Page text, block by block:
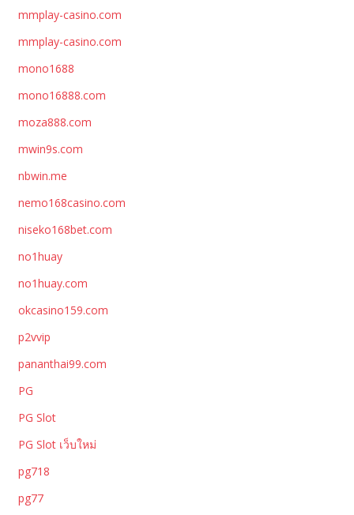
mmplay-casino.com
mmplay-casino.com
mono1688
mono16888.com
moza888.com
mwin9s.com
nbwin.me
nemo168casino.com
niseko168bet.com
no1huay
no1huay.com
okcasino159.com
p2vvip
pananthai99.com
PG
PG Slot
PG Slot เว็บใหม่
pg718
pg77